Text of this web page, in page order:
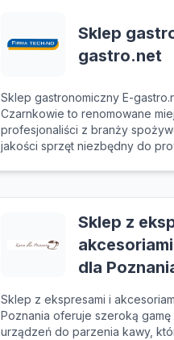
Sklep
gastro.net
Sklep gastronomiczny E-
Czarnkowie to renomowane
profesjonaliści z branży
jakości sprzęt niezbędny do
Sklep z
dla
Sklep z ekspresami i
Poznania oferuje szeroką
urządzeń do parzenia kawy,